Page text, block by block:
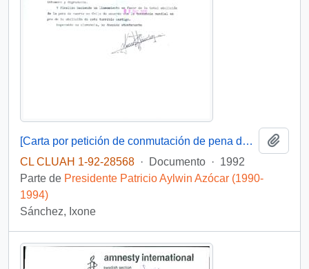
[Carta por petición de conmutación de pena de muerte a favor de Juan Domingo Salvo]
CL CLUAH 1-92-28568 · Documento · 1992
Parte de Presidente Patricio Aylwin Azócar (1990-
1994)
Sánchez, Ixone